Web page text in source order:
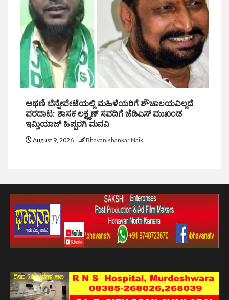
ಅಥಣಿ ಬೆನ್ನೇಪೇಟೆಯಲ್ಲಿ ಮಹಿಳೆಯರಿಗೆ ಶೌಚಾಲಯವಿಲ್ಲದೆ
ಪರದಾಟ: ಶಾಸಕ ಲಕ್ಷ್ಮಣ್ ಸವದಿಗೆ ಜೆಡಿಎಸ್ ಮುಖಂಡ
ಇಮ್ತಿಯಾಜ್ ಹಿಪ್ಪರಗಿ ಮನವಿ
August 9, 2026 Bhavanishankar Naik